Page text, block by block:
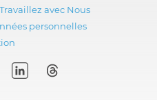
Travaillez avec Nous
personnelles